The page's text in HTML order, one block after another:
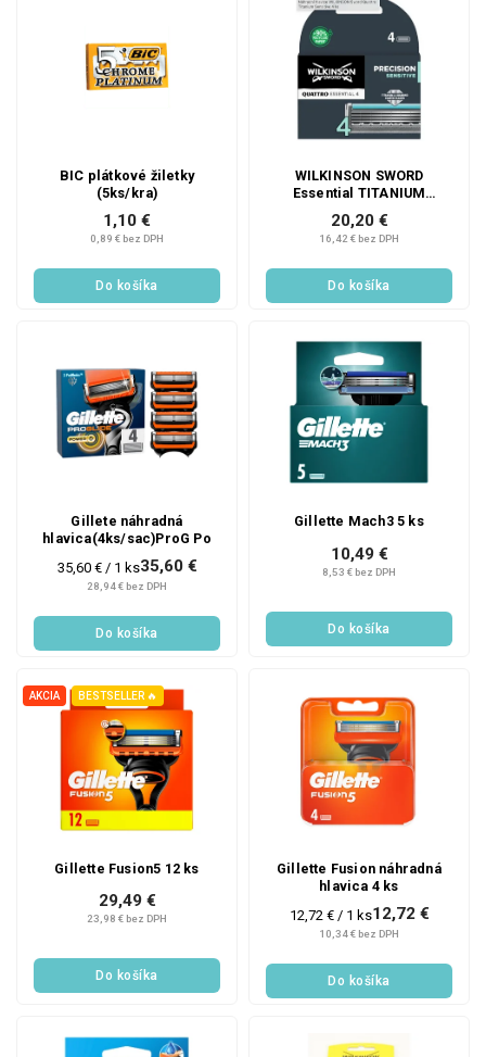
BIC plátkové žiletky
(5ks/kra)
0,89 € bez DPH
1,10 €
Do košíka
WILKINSON SWORD
Essential TITANIUM
SENSITIVE 4 KS
16,42 € bez DPH
20,20 €
Do košíka
Gillete náhradná
hlavica(4ks/sac)ProG Po
28,94 € bez DPH
35,60 €
Jednotková
cena:
35,60 € / 1 ks
Do košíka
Gillette Mach3 5 ks
8,53 € bez DPH
10,49 €
Do košíka
AKCIA BESTSELLER 🔥
Gillette Fusion5 12 ks
23,98 € bez DPH
29,49 €
Do košíka
Gillette Fusion náhradná
hlavica 4 ks
10,34 € bez DPH
12,72 €
Jednotková
cena:
12,72 € / 1 ks
Do košíka